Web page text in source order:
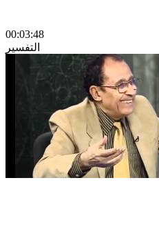
00:03:48
التفسير